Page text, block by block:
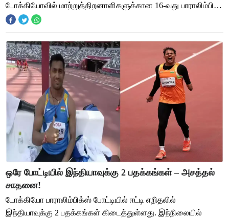
டோக்கியோவில் மாற்றுத்திறனாளிகளுக்கான 16-வது பாராலிம்பிக்
போட்டி நடந்து வருகிறது. பாரா ஒலி
ஒரே போட்டியில் இந்தியாவுக்கு 2 பதக்கங்கள் – அசத்தல்
சாதனை!
டோக்கியோ பாராலிம்பிக்ஸ் போட்டியில் ஈட்டி எறிதலில்
இந்தியாவுக்கு 2 பதக்கங்கள் கிடைத்துள்ளது. இந்நிலையில்